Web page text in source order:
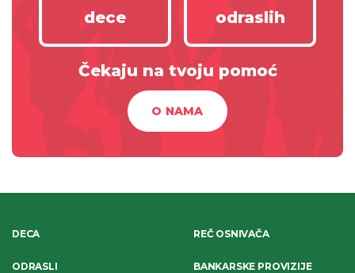
dece odraslih
Čekaju na tvoju pomoć
O NAMA
DECA
ODRASLI
REČ OSNIVAČA
BANKARSKE PROVIZIJE